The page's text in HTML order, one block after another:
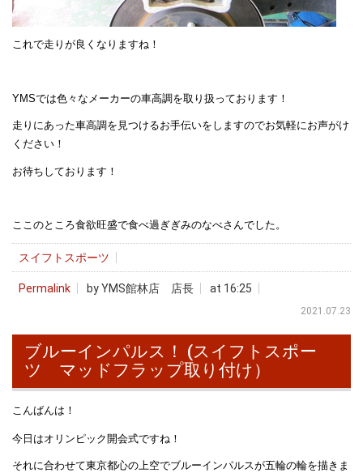
これで走りが良くなりますね！
YMSでは色々なメーカーの車高調を取り扱っております！
走りにあった車高調を見つけるお手伝いをしますのでお気軽にお声がけ
ください！
お待ちしております！
ここのところ食欲旺盛で食べ過ぎぎみのなべさんでした。
スイフトスポーツ
Permalink by YMS館林店 店長 at 16:25
2021.07.23
ブルーインパルス！ (スイフトスポー
ツ マッドフラップ取り付け）
こんばんは！
今日はオリンピック開会式ですね！
それに合わせて東京都心の上空でブルーインパルスが五輪の輪を描きま